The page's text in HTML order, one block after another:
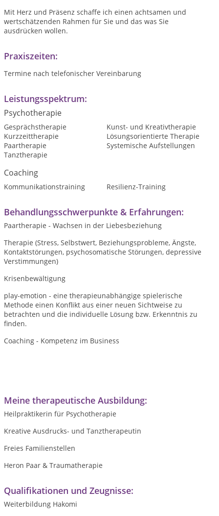
Mit Herz und Präsenz schaffe ich einen achtsamen und
wertschätzenden Rahmen für Sie und das was Sie
ausdrücken wollen.
Praxiszeiten:
Termine nach telefonischer Vereinbarung
Leistungsspektrum:
Psychotherapie
Gesprächstherapie
Kunst- und Kreativtherapie
Kurzzeittherapie
Lösungsorientierte Therapie
Paartherapie
Systemische Aufstellungen
Tanztherapie
Coaching
Kommunikationstraining Resilienz-Training
Behandlungsschwerpunkte & Erfahrungen:
Paartherapie - Wachsen in der Liebesbeziehung
Therapie (Stress, Selbstwert, Beziehungsprobleme, Ängste,
Kontaktstörungen, psychosomatische Störungen, depressive
Verstimmungen)
Krisenbewältigung
play-emotion - eine therapieunabhängige spielerische
Methode einen Konflikt aus einer neuen Sichtweise zu
betrachten und die individuelle Lösung bzw. Erkenntnis zu
finden.
Coaching - Kompetenz im Business
Meine therapeutische Ausbildung:
Heilpraktikerin für Psychotherapie
Kreative Ausdrucks- und Tanztherapeutin
Freies Familienstellen
Heron Paar & Traumatherapie
Qualifikationen und Zeugnisse:
Weiterbildung Hakomi